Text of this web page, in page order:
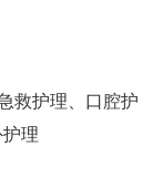
救护理、口腔护
理